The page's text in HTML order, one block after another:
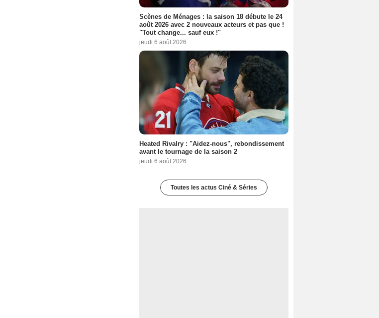
Scènes de Ménages : la saison 18 débute le 24
août 2026 avec 2 nouveaux acteurs et pas que !
"Tout change... sauf eux !"
jeudi 6 août 2026
Heated Rivalry : "Aidez-nous", rebondissement
avant le tournage de la saison 2
jeudi 6 août 2026
Toutes les actus Ciné & Séries